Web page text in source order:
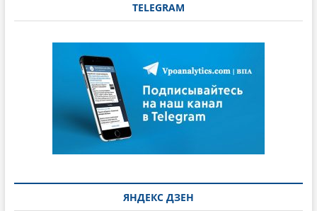
TELEGRAM
ЯНДЕКС ДЗЕН